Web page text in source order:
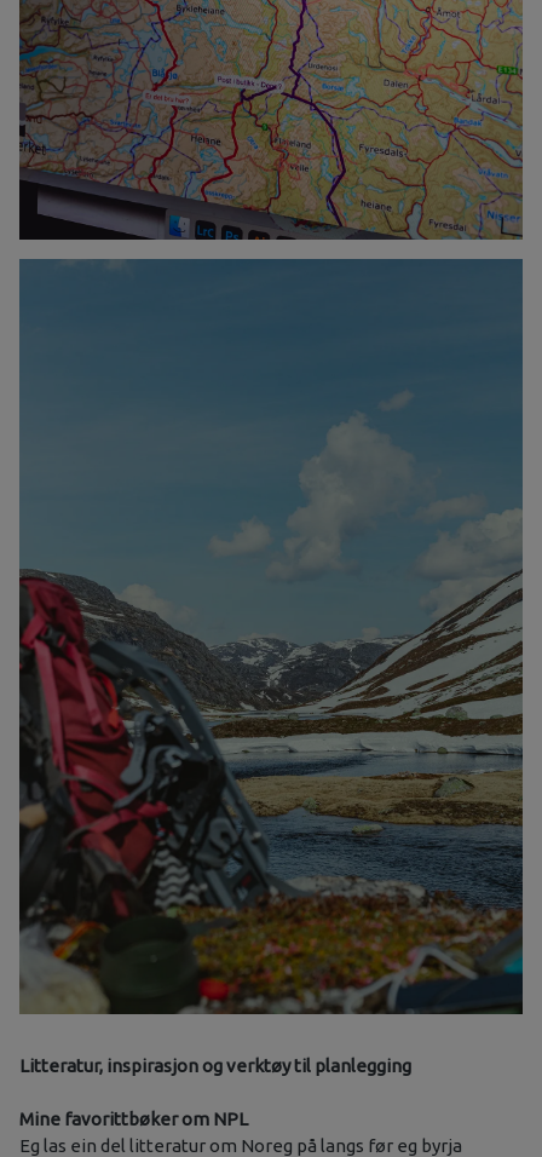
Litteratur, inspirasjon og verktøy til planlegging
Mine favorittbøker om NPL
Eg las ein del litteratur om Noreg på langs før eg byrja